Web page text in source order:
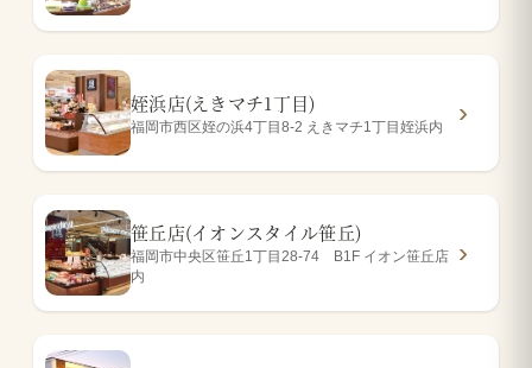
姪浜店(えきマチ1丁目)
福岡市西区姪の浜4丁目8-2 えきマチ1丁目姪浜内
笹丘店(イオンスタイル笹丘)
福岡市中央区笹丘1丁目28-74 B1F イオン笹丘店
内